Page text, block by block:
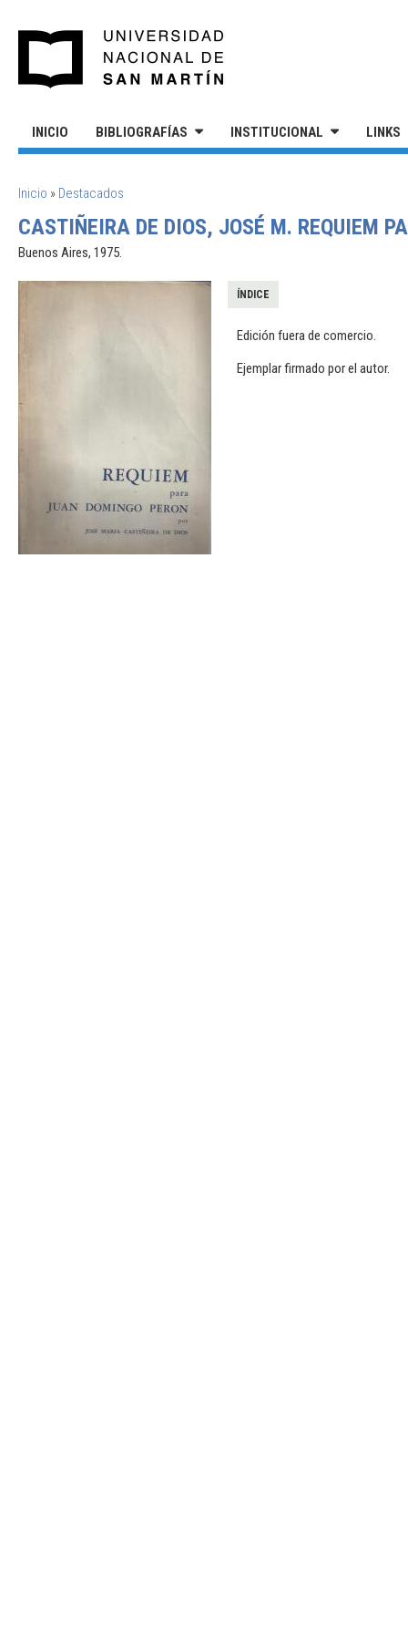
INICIO BIBLIOGRAFÍAS INSTITUCIONAL LINKS
SE ENCUENTRA USTED AQUÍ
Inicio » Destacados
CASTIÑEIRA DE DIOS, JOSÉ M. REQUIEM
Buenos Aires, 1975.
ÍNDICE
Edición fuera de comercio.
Ejemplar firmado por el autor.